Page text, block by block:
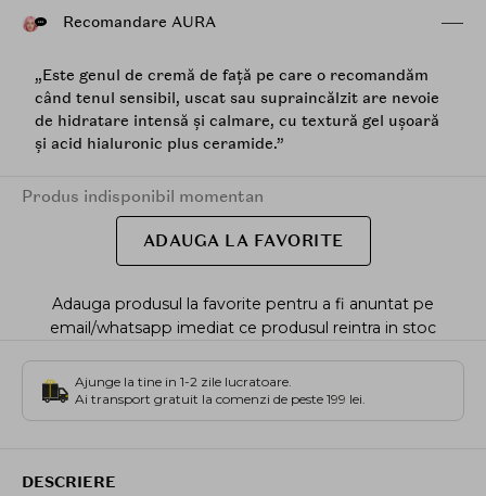
Recomandare AURA
„Este genul de cremă de față pe care o recomandăm
când tenul sensibil, uscat sau supraincălzit are nevoie
de hidratare intensă și calmare, cu textură gel ușoară
și acid hialuronic plus ceramide.”
Produs indisponibil momentan
ADAUGA LA FAVORITE
Adauga produsul la favorite pentru a fi anuntat pe
email/whatsapp imediat ce produsul reintra in stoc
Ajunge la tine in 1-2 zile lucratoare.
Ai transport gratuit la comenzi de peste 199 lei.
DESCRIERE